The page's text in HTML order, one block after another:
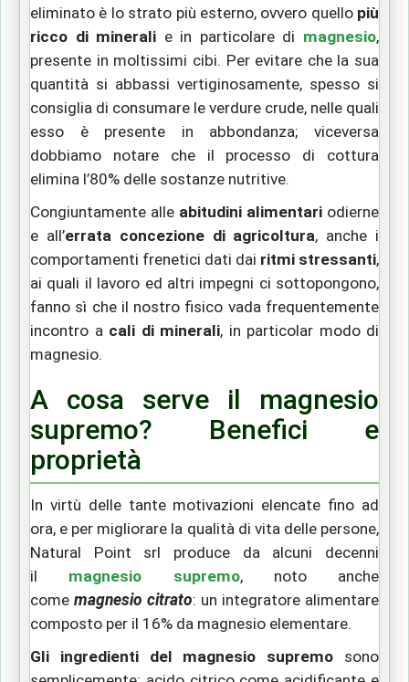
eliminato è lo strato più esterno, ovvero quello più
ricco di minerali e in particolare di magnesio,
presente in moltissimi cibi. Per evitare che la sua
quantità si abbassi vertiginosamente, spesso si
consiglia di consumare le verdure crude, nelle quali
esso è presente in abbondanza; viceversa
dobbiamo notare che il processo di cottura
elimina l’80% delle sostanze nutritive.
Congiuntamente alle abitudini alimentari odierne
e all’errata concezione di agricoltura, anche i
comportamenti frenetici dati dai ritmi stressanti,
ai quali il lavoro ed altri impegni ci sottopongono,
fanno sì che il nostro fisico vada frequentemente
incontro acali di minerali, in particolar modo di
magnesio.
A cosa serve il magnesio
supremo? Benefici e
proprietà
In virtù delle tante motivazioni elencate fino ad
ora, e per migliorare la qualità di vita delle persone,
Natural Point srl produce da alcuni decenni
il magnesio supremo, noto anche
come magnesio citrato: un integratore alimentare
composto per il 16% da magnesio elementare.
Gli ingredienti del magnesio supremo sono